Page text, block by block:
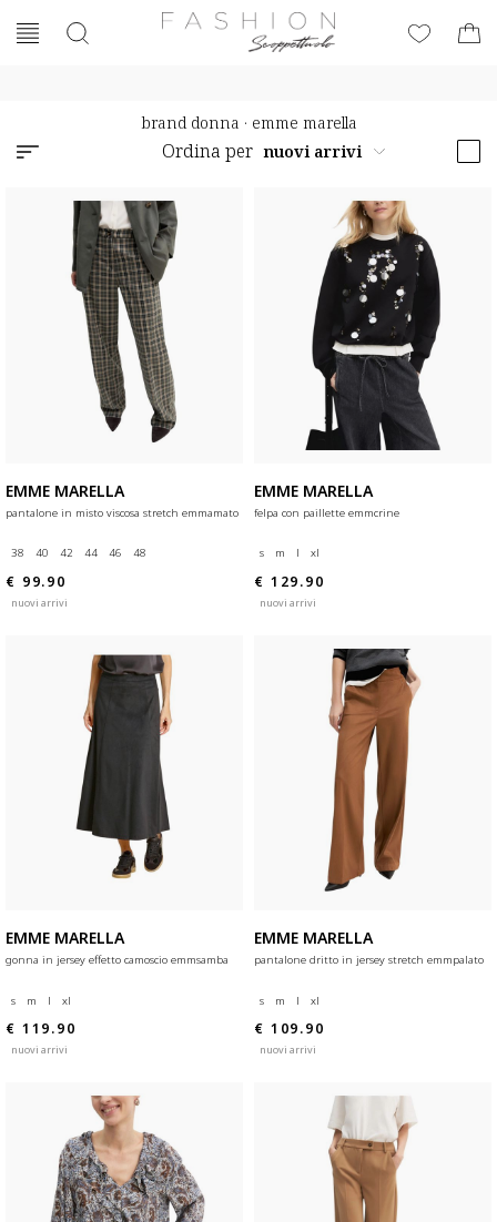
brand donna · emme marella
Ordina per
EMME MARELLA
pantalone in misto viscosa stretch emmamato
38 40 42 44 46 48
€ 99.90
nuovi arrivi
EMME MARELLA
felpa con paillette emmcrine
s m l xl
€ 129.90
nuovi arrivi
EMME MARELLA
gonna in jersey effetto camoscio emmsamba
s m l xl
€ 119.90
nuovi arrivi
EMME MARELLA
pantalone dritto in jersey stretch emmpalato
s m l xl
€ 109.90
nuovi arrivi